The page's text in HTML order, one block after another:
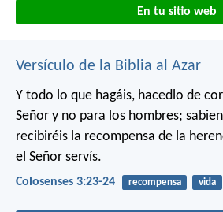
En tu sitio web
Versículo de la Biblia al Azar
Y todo lo que hagáis, hacedlo de
Señor y no para los hombres;
recibiréis la recompensa de la
el Señor servís.
Colosenses 3:23-24 recompensa vida